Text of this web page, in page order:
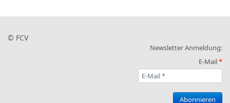
© FCV
Newsletter Anmeldung:
E-Mail*
Abonnieren